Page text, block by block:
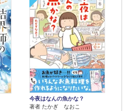
今夜はなんの魚かな？
著者 たかぎ なおこ